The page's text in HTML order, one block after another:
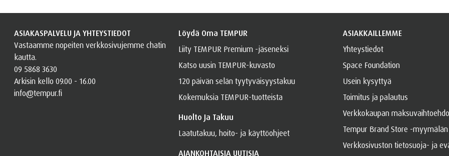
ASIAKASPALVELU JA YHTEYSTIEDOT
Vastaamme nopeiten verkkosivujemme chatin
kautta.
09 5868 3630
Arkisin kello 09.00 - 16.00
info@tempur.fi
Löydä Oma TEMPUR
Liity TEMPUR Premium -jäseneksi
Katso uusin TEMPUR-kuvasto
120 päivän selän tyytyväisyystakuu
Kokemuksia TEMPUR-tuotteista
Huolto Ja Takuu
Laatutakuu, hoito- ja käyttöohjeet
AJANKOHTAISIA UUTISIA
ASIAKKAILLEMME
Yhteystiedot
Space Foundation
Usein kysyttyä
Toimitus ja palautus
Verkkokaupan
Tempur Brand Store -
Verkkosivuston tietosuoja- ja